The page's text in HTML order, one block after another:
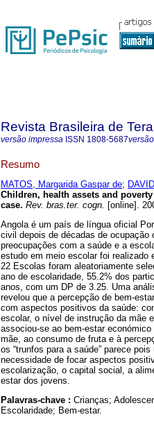
Revista Brasileira de
versão impressa ISSN 1808-5687
Resumo
MATOS, Margarida Gaspar de;
Children, health assets and
case. Rev. bras.ter. cogn. [online].
Angola é um país de língua oficial
civil depois de décadas de
preocupações com a saúde e a
estudo em meio escolar foi realizado
22 Escolas foram aleatoriamente
ano de escolaridade, 55.2% dos
anos, com um DP de 3.25. Uma
revelou que a percepção de bem-
com aspectos positivos da saúde:
escolar, o nível de instrução da mãe
associou-se ao bem-estar
mãe, ao consumo de fruta e à
os “trunfos para a saúde” parece
necessidade de focar aspectos
escolarização, o capital social, a
estar dos jovens.
Palavras-chave : Crianças;
Escolaridade; Bem-estar.